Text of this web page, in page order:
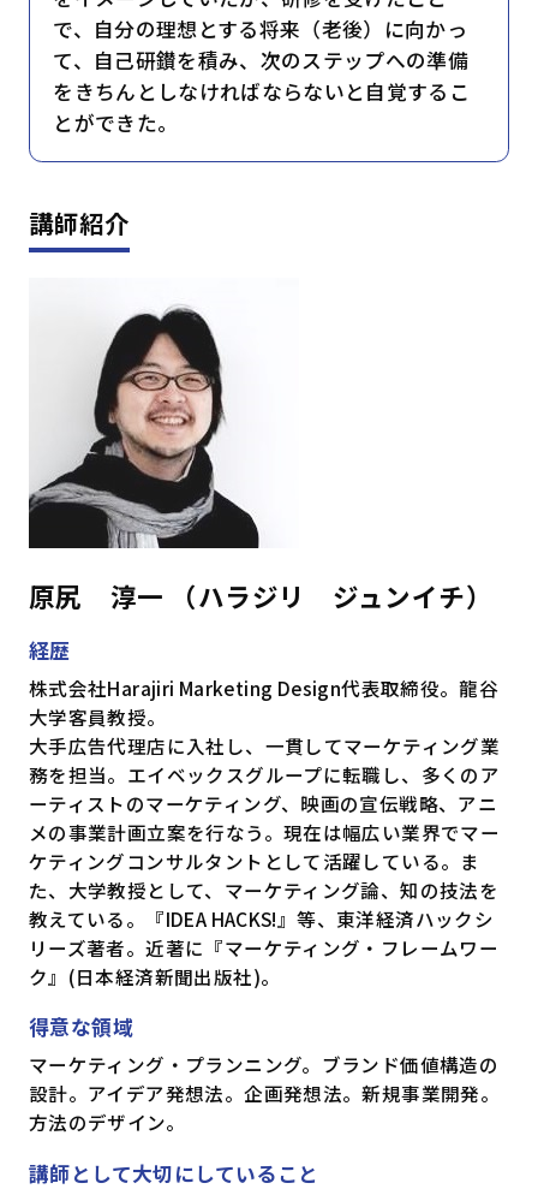
で、自分の理想とする将来（老後）に向かっ
て、自己研鑚を積み、次のステップへの準備
をきちんとしなければならないと自覚するこ
とができた。
講師紹介
原尻 淳一 （ハラジリ ジュンイチ）
経歴
株式会社Harajiri Marketing Design代表取締役。龍谷
大学客員教授。
大手広告代理店に入社し、一貫してマーケティング業
務を担当。エイベックスグループに転職し、多くのア
ーティストのマーケティング、映画の宣伝戦略、アニ
メの事業計画立案を行なう。現在は幅広い業界でマー
ケティングコンサルタントとして活躍している。ま
た、大学教授として、マーケティング論、知の技法を
教えている。『IDEA HACKS!』等、東洋経済ハックシ
リーズ著者。近著に『マーケティング・フレームワー
ク』(日本経済新聞出版社)。
得意な領域
マーケティング・プランニング。ブランド価値構造の
設計。アイデア発想法。企画発想法。新規事業開発。
方法のデザイン。
講師として大切にしていること